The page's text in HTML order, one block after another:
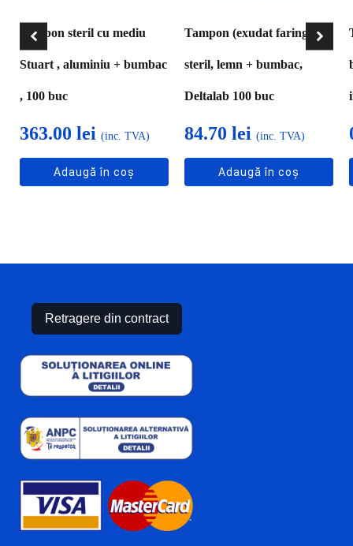
Tampon steril cu mediu
Stuart , aluminiu + bumbac
, 100 buc
363.00 lei (inc. TVA)
Adaugă în coș
Tampon (exudat faringian)
steril, lemn + bumbac,
Deltalab 100 buc
84.70 lei (inc. TVA)
Adaugă în coș
Retragere din contract